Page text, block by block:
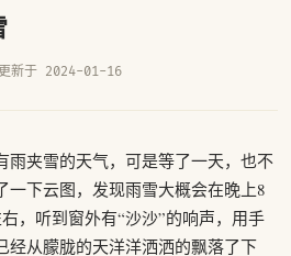
更新于 2024-01-16
雨夹雪的天气，可是等了一天，也不
一下云图，发现雨雪大概会在晚上8
，听到窗外有“沙沙”的响声，用手
经从朦胧的天洋洋洒洒的飘落了下